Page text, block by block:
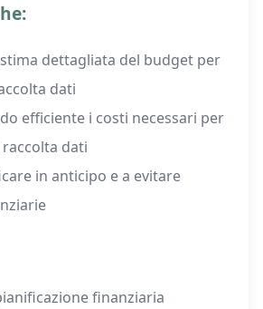
dettagliata del budget per
dati
efficiente i costi necessari per
dati
in anticipo e a evitare
finanziaria